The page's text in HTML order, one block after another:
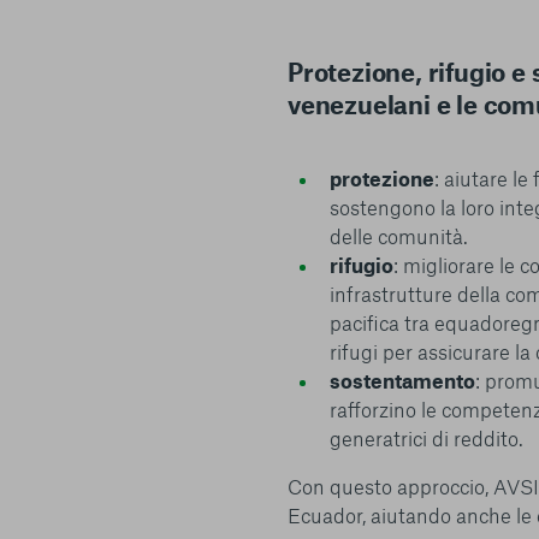
Protezione, rifugio
venezuelani e le
protezione: aiutare le
sostengono la loro
delle comunità.
rifugio: migliorare le
infrastrutture della
pacifica tra
rifugi per assicurare
sostentamento:
rafforzino le
generatrici di reddito.
Con questo approccio,
Ecuador, aiutando anche